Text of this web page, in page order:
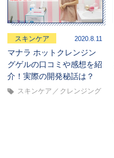
スキンケア 2020.8.11
マナラ ホットクレンジン
グゲルの口コミや感想を紹
介！実際の開発秘話は？
スキンケア クレンジング